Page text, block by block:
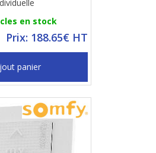
en stock
Prix: 188.65€ HT
panier